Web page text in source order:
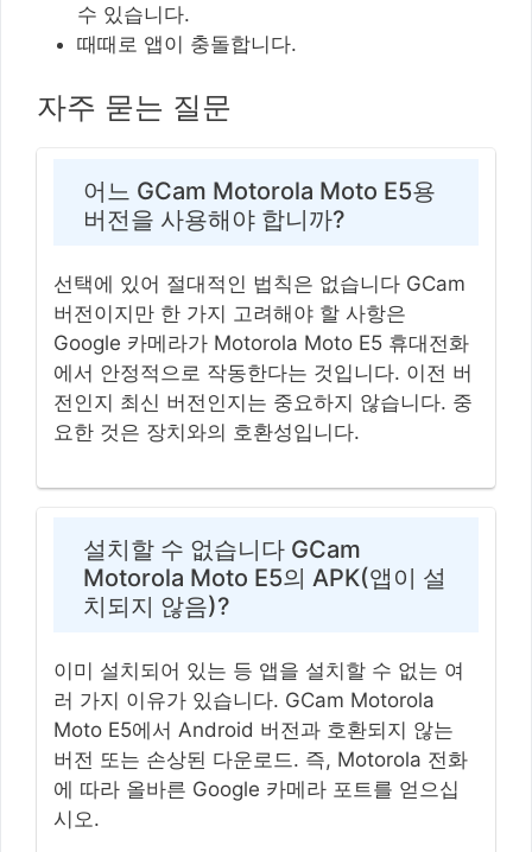
수 있습니다.
때때로 앱이 충돌합니다.
자주 묻는 질문
어느 GCam Motorola Moto E5용
버전을 사용해야 합니까?
선택에 있어 절대적인 법칙은 없습니다 GCam
버전이지만 한 가지 고려해야 할 사항은
Google 카메라가 Motorola Moto E5 휴대전화
에서 안정적으로 작동한다는 것입니다. 이전 버
전인지 최신 버전인지는 중요하지 않습니다. 중
요한 것은 장치와의 호환성입니다.
설치할 수 없습니다 GCam
Motorola Moto E5의 APK(앱이 설
치되지 않음)?
이미 설치되어 있는 등 앱을 설치할 수 없는 여
러 가지 이유가 있습니다. GCam Motorola
Moto E5에서 Android 버전과 호환되지 않는
버전 또는 손상된 다운로드. 즉, Motorola 전화
에 따라 올바른 Google 카메라 포트를 얻으십
시오.